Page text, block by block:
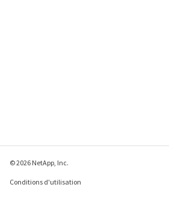
© 2026 NetApp, Inc.
Conditions d'utilisation